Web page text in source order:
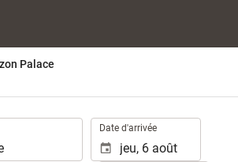
Palace
Date d'arrivée